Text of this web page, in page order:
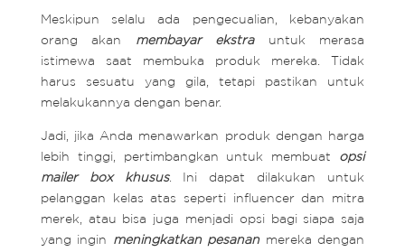
Meskipun selalu ada pengecualian, kebanyakan
orang akan membayar ekstrauntuk merasa
istimewa saat membuka produk mereka. Tidak
harus sesuatu yang gila, tetapi pastikan untuk
melakukannya dengan benar.
Jadi, jika Anda menawarkan produk dengan harga
lebih tinggi, pertimbangkan untuk membuat opsi
mailer box khusus. Ini dapat dilakukan untuk
pelanggan kelas atas seperti influencer dan mitra
merek, atau bisa juga menjadi opsi bagi siapa saja
yang ingin meningkatkan pesananmereka dengan